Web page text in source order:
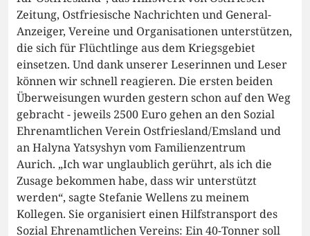
Zeitung, Ostfriesische Nachrichten und General-
Anzeiger, Vereine und Organisationen unterstützen,
die sich für Flüchtlinge aus dem Kriegsgebiet
einsetzen. Und dank unserer Leserinnen und Leser
können wir schnell reagieren. Die ersten beiden
Überweisungen wurden gestern schon auf den Weg
gebracht - jeweils 2500 Euro gehen an den Sozial
Ehrenamtlichen Verein Ostfriesland/Emsland und
an Halyna Yatsyshyn vom Familienzentrum
Aurich. „Ich war unglaublich gerührt, als ich die
Zusage bekommen habe, dass wir unterstützt
werden“, sagte Stefanie Wellens zu meinem
Kollegen. Sie organisiert einen Hilfstransport des
Sozial Ehrenamtlichen Vereins: Ein 40-Tonner soll